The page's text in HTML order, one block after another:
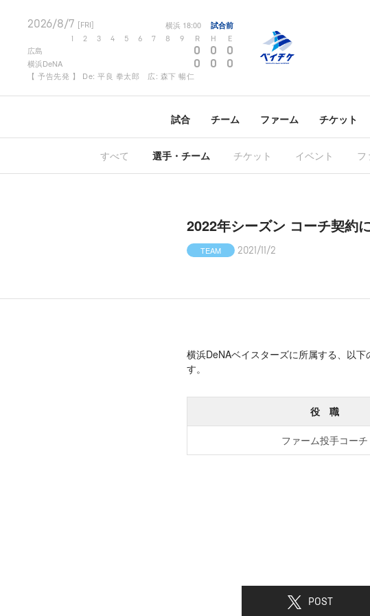
2026/8/7 [FRI] 横浜 18:00 試合前
2 3 4 5 6 7 8 9 R H E
広島 0 0 0
横浜DeNA 0 0 0
【 予告先発 】 De: 平良 拳太郎 広: 森下 暢仁
試合 チーム ファーム チケット
すべて 選手・チーム チケット イベント フ
2022年シーズン コーチ契約
TEAM 2021/11/2
横浜DeNAベイスターズに所属する、以
す。
役 職
ファーム投手コーチ
POST